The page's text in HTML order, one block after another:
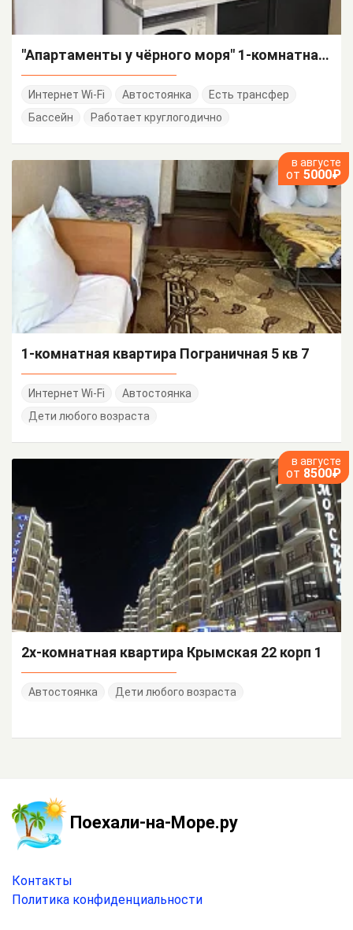
"Апартаменты у чёрного моря" 1-комнатная квартира
Интернет Wi-Fi Автостоянка
Есть трансфер
Бассейн
Работает круглогодично
в августе
от 5000₽
1-комнатная квартира Пограничная 5 кв 7
Интернет Wi-Fi
Автостоянка
Дети любого возраста
в августе
от 8500₽
2х-комнатная квартира Крымская 22 корп 1
Автостоянка Дети любого возраста
Поехали-на-Море.ру
Контакты
Политика конфиденциальности